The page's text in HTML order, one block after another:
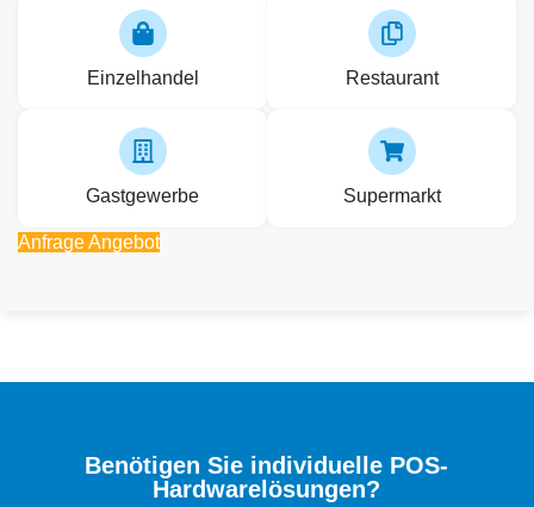
Einzelhandel Restaurant
Gastgewerbe Supermarkt
Anfrage Angebot
Benötigen Sie individuelle POS-
Hardwarelösungen?